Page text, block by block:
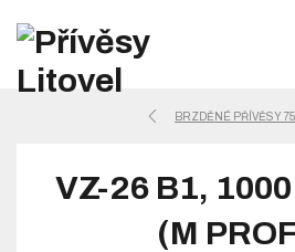
BRZDĚNÉ PŘÍVĚSY
VZ-26 B1,
(M